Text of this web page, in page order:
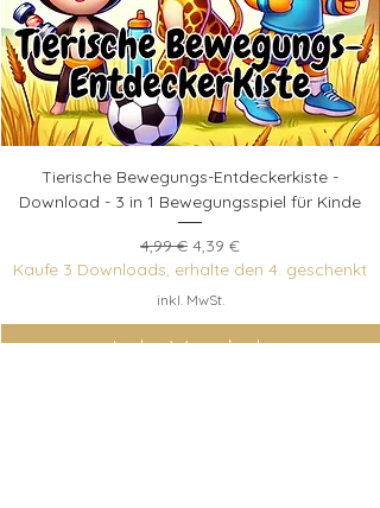
Tierische Bewegungs-Entdeckerkiste -
Download - 3 in 1 Bewegungsspiel für Kinde
Standardpreis
4,99 € Sale-Preis
4,39 €
Kaufe 3 Downloads, erhalte den 4. geschenkt
inkl. MwSt.
In den Warenkorb